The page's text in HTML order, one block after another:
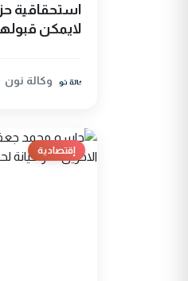
استحقاقية
لايمكن
وكالة نون
إقتصادية